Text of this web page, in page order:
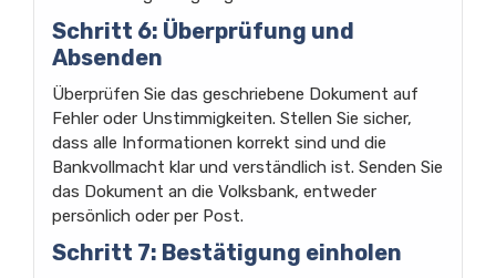
Schritt 6: Überprüfung und
Absenden
Überprüfen Sie das geschriebene Dokument auf
Fehler oder Unstimmigkeiten. Stellen Sie sicher,
dass alle Informationen korrekt sind und die
Bankvollmacht klar und verständlich ist. Senden Sie
das Dokument an die Volksbank, entweder
persönlich oder per Post.
Schritt 7: Bestätigung einholen